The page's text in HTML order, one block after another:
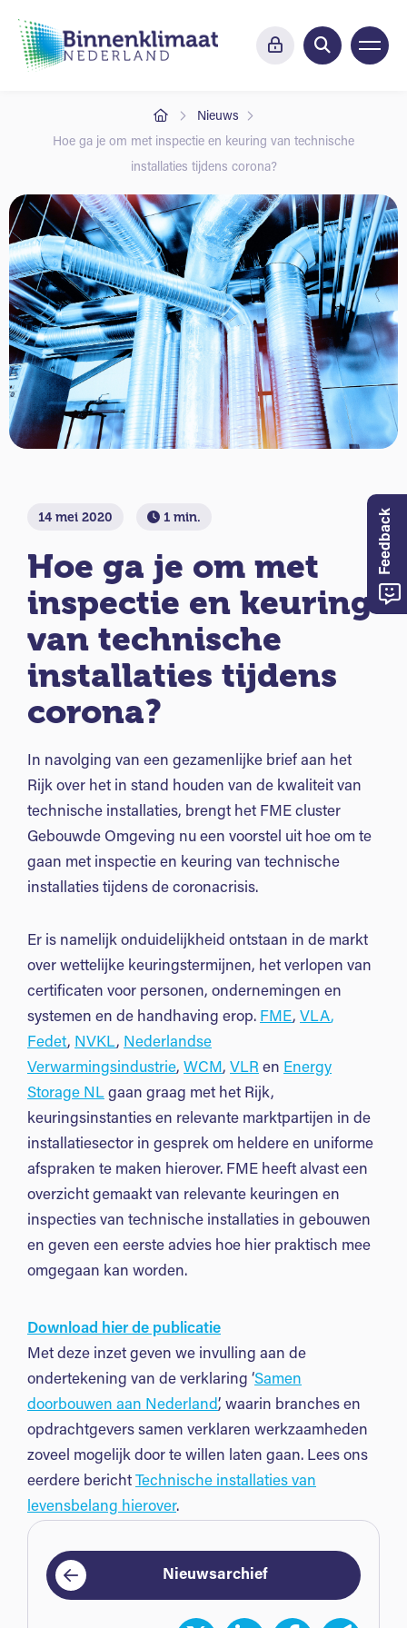
Nieuws
Hoe ga je om met inspectie en keuring van technische
installaties tijdens corona?
14 mei 2020 1 min.
Hoe ga je om met
inspectie en keuring
van technische
installaties tijdens
corona?
In navolging van een gezamenlijke brief aan het
Rijk over het in stand houden van de kwaliteit van
technische installaties, brengt het FME cluster
Gebouwde Omgeving nu een voorstel uit hoe om te
gaan met inspectie en keuring van technische
installaties tijdens de coronacrisis.
Er is namelijk onduidelijkheid ontstaan in de markt
over wettelijke keuringstermijnen, het verlopen van
certificaten voor personen, ondernemingen en
systemen en de handhaving erop. FME, VLA,
Fedet, NVKL, Nederlandse
Verwarmingsindustrie, WCM , VLR en Energy
Storage NL gaan graag met het Rijk,
keuringsinstanties en relevante marktpartijen in de
installatiesector in gesprek om heldere en uniforme
afspraken te maken hierover. FME heeft alvast een
overzicht gemaakt van relevante keuringen en
inspecties van technische installaties in gebouwen
en geven een eerste advies hoe hier praktisch mee
omgegaan kan worden.
Download hier de publicatie
Met deze inzet geven we invulling aan de
ondertekening van de verklaring ‘Samen
doorbouwen aan Nederland’, waarin branches en
opdrachtgevers samen verklaren werkzaamheden
zoveel mogelijk door te willen laten gaan. Lees ons
eerdere bericht Technische installaties van
levensbelang hierover.
Nieuwsarchief
Feedback